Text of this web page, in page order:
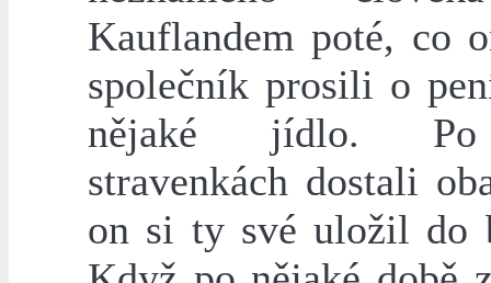
Kauflandem poté, co
společník prosili o
nějaké jídlo.
stravenkách dostali
on si ty své uložil do